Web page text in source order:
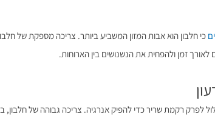
כי חלבון הוא אבות המזון המשביע ביותר. צריכה מספקת של
זמן ולהפחית את הנשנושים בין הארוחות.
לפרק רקמת שריר כדי להפיק אנרגיה. צריכה גבוהה של חלבון,